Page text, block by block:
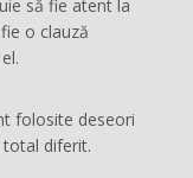
să fie atent la
o clauză
folosite deseori
diferit.